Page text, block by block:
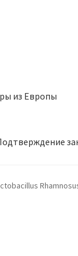
из Европы
Контакты